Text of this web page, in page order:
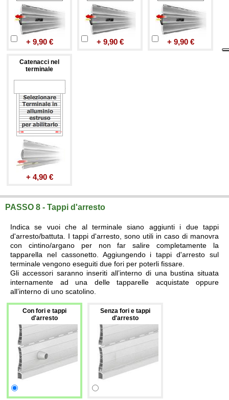
+ 9,90 € + 9,90 € + 9,90 €
Catenacci nel
terminale
+ 4,90 €
PASSO 8 - Tappi d'arresto
Indica se vuoi che al terminale siano aggiunti i due tappi
d'arresto/battuta. I tappi d'arresto, sono utili in caso di manovra
con cintino/argano per non far salire completamente la
tapparella nel cassonetto. Aggiungendo i tappi d'arresto sul
terminale vengono eseguiti due fori per poterli fissare.
Gli accessori saranno inseriti all’interno di una bustina situata
internamente ad una delle tapparelle acquistate oppure
all’interno di uno scatolino.
Con fori e tappi
d'arresto
Senza fori e tappi
d'arresto